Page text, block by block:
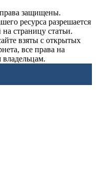
защищены.
ресурса разрешается
страницу статьи.
взяты с открытых
все права на